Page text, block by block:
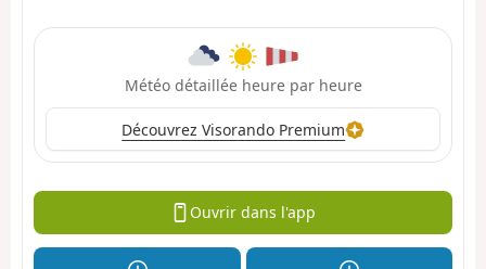
Météo détaillée heure par heure
Découvrez Visorando Premium
Ouvrir dans l'app